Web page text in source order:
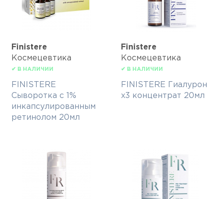
Finisterе
Космецевтика
✔ В НАЛИЧИИ
FINISTERE
Сыворотка с 1%
инкапсулированным
ретинолом 20мл
Finisterе
Космецевтика
✔ В НАЛИЧИИ
FINISTERE Гиалурон
х3 концентрат 20мл